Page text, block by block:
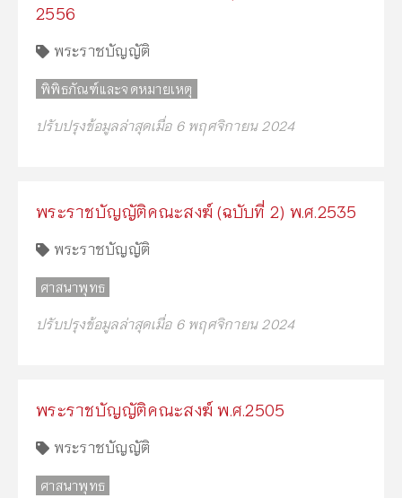
2556
พระราชบัญญัติ
พิพิธภัณฑ์และจดหมายเหตุ
ปรับปรุงข้อมูลล่าสุดเมื่อ 6 พฤศจิกายน 2024
พระราชบัญญัติคณะสงฆ์ (ฉบับที่ 2) พ.ศ.2535
พระราชบัญญัติ
ศาสนาพุทธ
ปรับปรุงข้อมูลล่าสุดเมื่อ 6 พฤศจิกายน 2024
พระราชบัญญัติคณะสงฆ์ พ.ศ.2505
พระราชบัญญัติ
ศาสนาพุทธ